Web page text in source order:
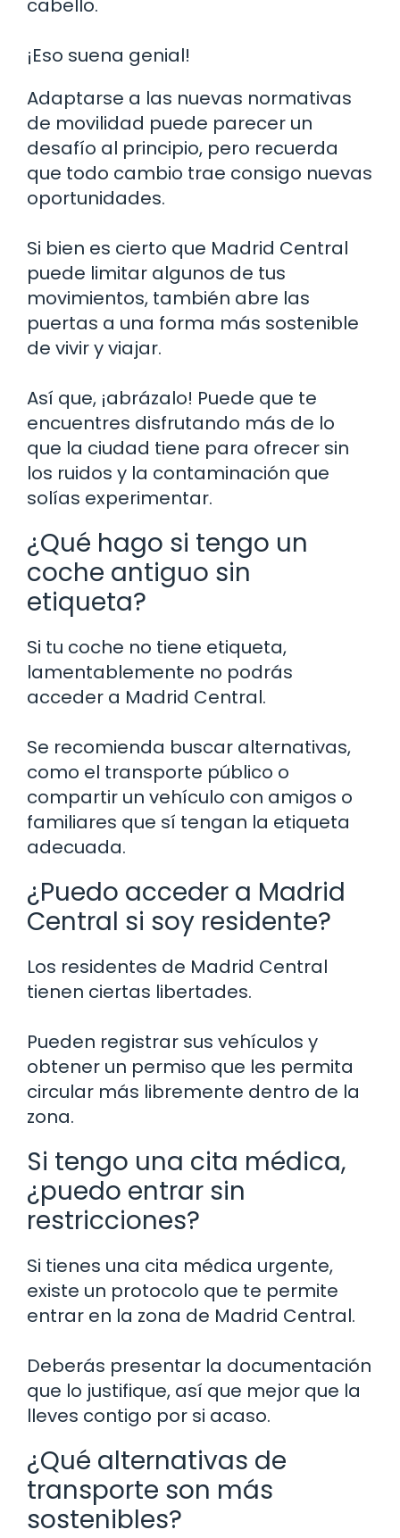
cabello.
¡Eso suena genial!
Adaptarse a las nuevas normativas
de movilidad puede parecer un
desafío al principio, pero recuerda
que todo cambio trae consigo nuevas
oportunidades.
Si bien es cierto que Madrid Central
puede limitar algunos de tus
movimientos, también abre las
puertas a una forma más sostenible
de vivir y viajar.
Así que, ¡abrázalo! Puede que te
encuentres disfrutando más de lo
que la ciudad tiene para ofrecer sin
los ruidos y la contaminación que
solías experimentar.
¿Qué hago si tengo un
coche antiguo sin
etiqueta?
Si tu coche no tiene etiqueta,
lamentablemente no podrás
acceder a Madrid Central.
Se recomienda buscar alternativas,
como el transporte público o
compartir un vehículo con amigos o
familiares que sí tengan la etiqueta
adecuada.
¿Puedo acceder a Madrid
Central si soy residente?
Los residentes de Madrid Central
tienen ciertas libertades.
Pueden registrar sus vehículos y
obtener un permiso que les permita
circular más libremente dentro de la
zona.
Si tengo una cita médica,
¿puedo entrar sin
restricciones?
Si tienes una cita médica urgente,
existe un protocolo que te permite
entrar en la zona de Madrid Central.
Deberás presentar la documentación
que lo justifique, así que mejor que la
lleves contigo por si acaso.
¿Qué alternativas de
transporte son más
sostenibles?